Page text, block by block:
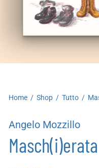
Home / Shop / Tutto /
Angelo Mozzillo
Masch(i)erata